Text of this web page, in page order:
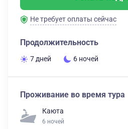
Не требует оплаты сейчас
Продолжительность
7 дней 6 ночей
Проживание во время тура
Каюта
6 ночей